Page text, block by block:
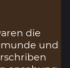
die
und